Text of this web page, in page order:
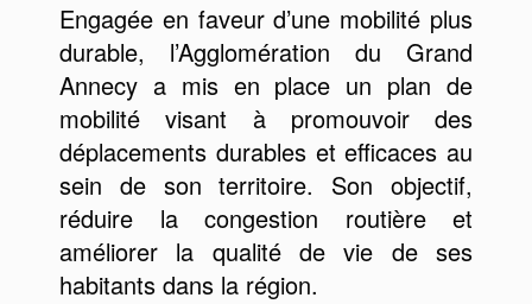
Engagée en faveur d’une mobilité plus
durable, l’Agglomération du Grand
Annecy a mis en place un plan de
mobilité visant à promouvoir des
déplacements durables et efficaces au
sein de son territoire. Son objectif,
réduire la congestion routière et
améliorer la qualité de vie de ses
habitants dans la région.